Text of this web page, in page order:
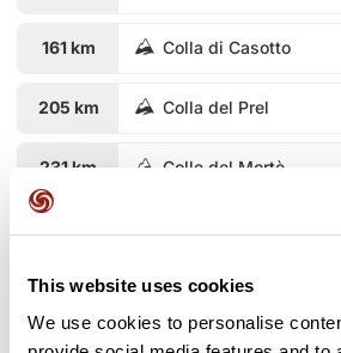
This website uses cookies
We use cookies to personalise
161 km Colla di Casotto
205 km Colla del Prel
231 km Colle del Mortè
274 km Madonna del Colletto
317 km
Col de la Lombarde /